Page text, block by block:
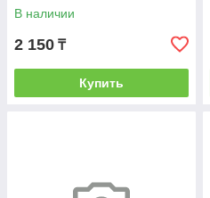
В наличии
2 150 ₸
Купить